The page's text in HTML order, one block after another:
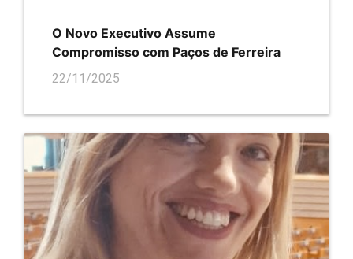
O Novo Executivo Assume
Compromisso com Paços de Ferreira
22/11/2025